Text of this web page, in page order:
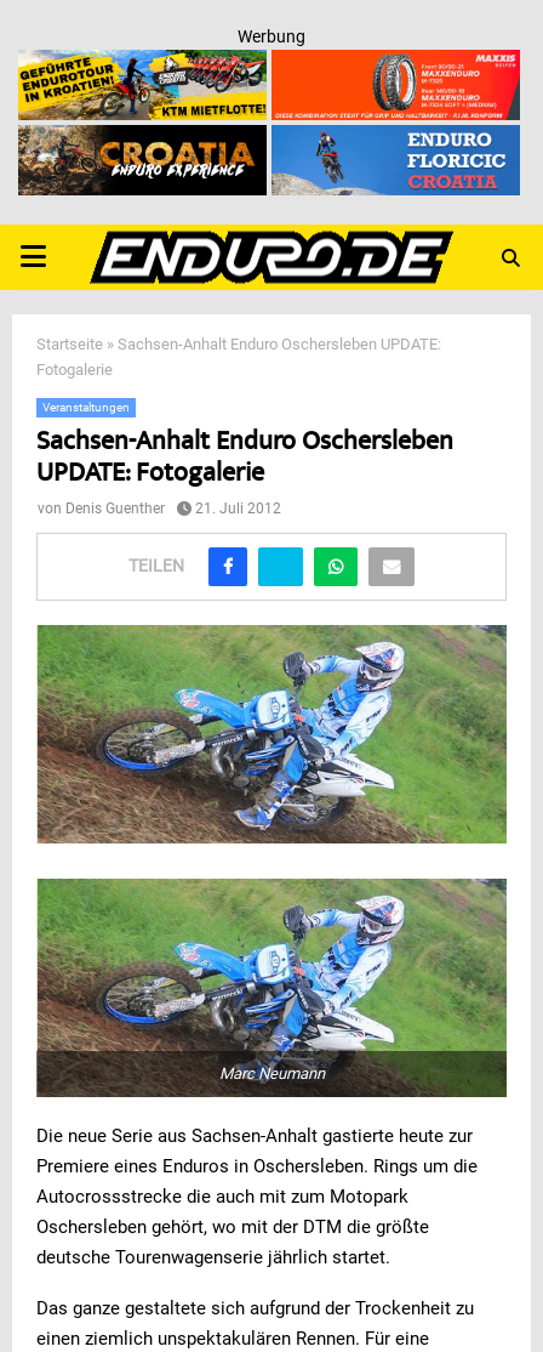
Werbung
PRIMARY
MENU
Startseite » Sachsen-Anhalt Enduro Oschersleben UPDATE:
Fotogalerie
Veranstaltungen
Sachsen-Anhalt Enduro Oschersleben
UPDATE: Fotogalerie
von Denis Guenther 21. Juli 2012
TEILEN
Marc Neumann
Die neue Serie aus Sachsen-Anhalt gastierte heute zur
Premiere eines Enduros in Oschersleben. Rings um die
Autocrossstrecke die auch mit zum Motopark
Oschersleben gehört, wo mit der DTM die größte
deutsche Tourenwagenserie jährlich startet.
Das ganze gestaltete sich aufgrund der Trockenheit zu
einen ziemlich unspektakulären Rennen. Für eine